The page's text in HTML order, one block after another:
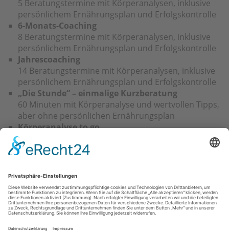
5 Beratungstermine mit Körperanalysen, inklusive
persönlichem Ernährungsplan und Erfolgskontrolle
6-Monats-Coaching
8 Beratungstermine mit Körperanalysen, inklusive
persönlichem Ernährungsplan und Erfolgskontrolle
Jahrescoaching
14 Beratungstermine mit Körperanalysen, inklusive
persönlichem Ernährungsplan und Erfolgskontrolle
„Die Stunde“ – einmalige Kurzberatung
60 Minuten mit Körperanalyse und wertvollen Tipps,
aber ohne persönlichen Ernährungsplan
Körperanalyse to go
NIR-Messung am Bizeps mit Ausdruck einer
persönlichen „Körperurkunde“
Was kostet das Ganze?
Ich biete Ihnen, verglichen mit vielen anderen
individuellen Coachings und Abnehmprogrammen am
Markt, faire Preise an. Kontaktieren Sie mich bei
Interesse einfach.